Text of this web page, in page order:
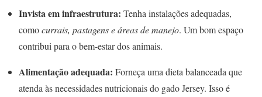
Invista em infraestrutura: Tenha instalações adequadas,
comocurrais, pastagens e áreas de manejo. Um bom espaço
contribui para o bem-estar dos animais.
Alimentação adequada: Forneça uma dieta balanceada que
atenda às necessidades nutricionais do gado Jersey. Isso é